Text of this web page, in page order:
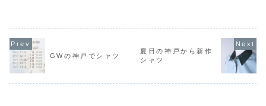
ツ。
ょうか。大阪と神
戸は様々な交通網
で結ばれています
る...
か。あちこちで嬉
しい春の便りを感
じることができる
戸...
の紹介
GWの神戸でシャツ
夏日の神戸から新作
シャツ